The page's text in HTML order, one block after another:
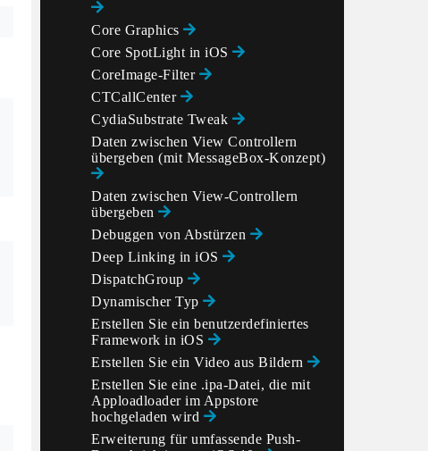
Core Graphics
Core SpotLight in iOS
CoreImage-Filter
CTCallCenter
CydiaSubstrate Tweak
Daten zwischen View Controllern
übergeben (mit MessageBox-Konzept)
Daten zwischen View-Controllern
übergeben
Debuggen von Abstürzen
Deep Linking in iOS
DispatchGroup
Dynamischer Typ
Erstellen Sie ein benutzerdefiniertes
Framework in iOS
Erstellen Sie ein Video aus Bildern
Erstellen Sie eine .ipa-Datei, die mit
Apploadloader im Appstore
hochgeladen wird
Erweiterung für umfassende Push-